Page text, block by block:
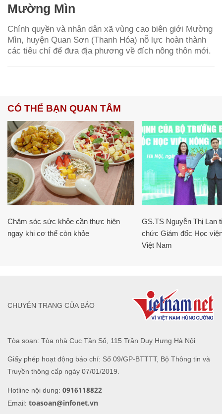
Mường Mìn
Chính quyền và nhân dân xã vùng cao biên giới Mường
Mìn, huyện Quan Sơn (Thanh Hóa) nỗ lực hoàn thành
các tiêu chí để đưa địa phương về đích nông thôn mới.
CÓ THỂ BẠN QUAN TÂM
Chăm sóc sức khỏe cần thực hiện
ngay khi cơ thể còn khỏe
GS.TS Nguyễn Thị Lan
chức Giám đốc Học
Việt Nam
Tòa soạn: Tòa nhà Cục Tần Số, 115 Trần Duy Hưng Hà Nội
Giấy phép hoạt động báo chí: Số 09/GP-BTTTT, Bộ Thông tin và
Truyền thông cấp ngày 07/01/2019.
Hotline nội dung: 0916118822
Email: toasoan@infonet.vn
CHUYÊN TRANG CỦA BÁO